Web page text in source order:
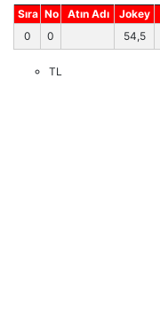
Sıra No Atın Adı Jokey
0
0 54,5
TL